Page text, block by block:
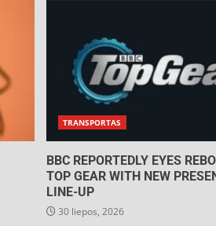
TRANSPORTAS
BBC REPORTEDLY EYES
TOP GEAR WITH NEW
LINE-UP
30 liepos, 2026